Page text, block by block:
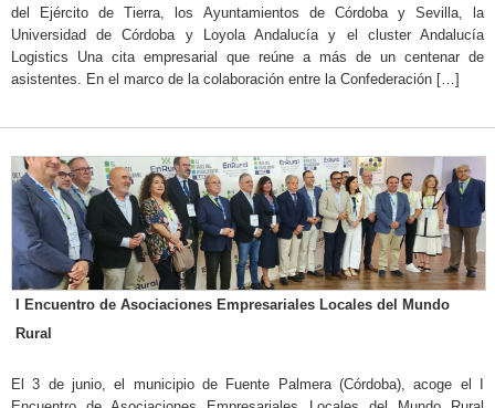
del Ejército de Tierra, los Ayuntamientos de Córdoba y Sevilla, la
Universidad de Córdoba y Loyola Andalucía y el cluster Andalucía
Logistics Una cita empresarial que reúne a más de un centenar de
asistentes. En el marco de la colaboración entre la Confederación […]
I Encuentro de Asociaciones Empresariales Locales del Mundo
Rural
El 3 de junio, el municipio de Fuente Palmera (Córdoba), acoge el I